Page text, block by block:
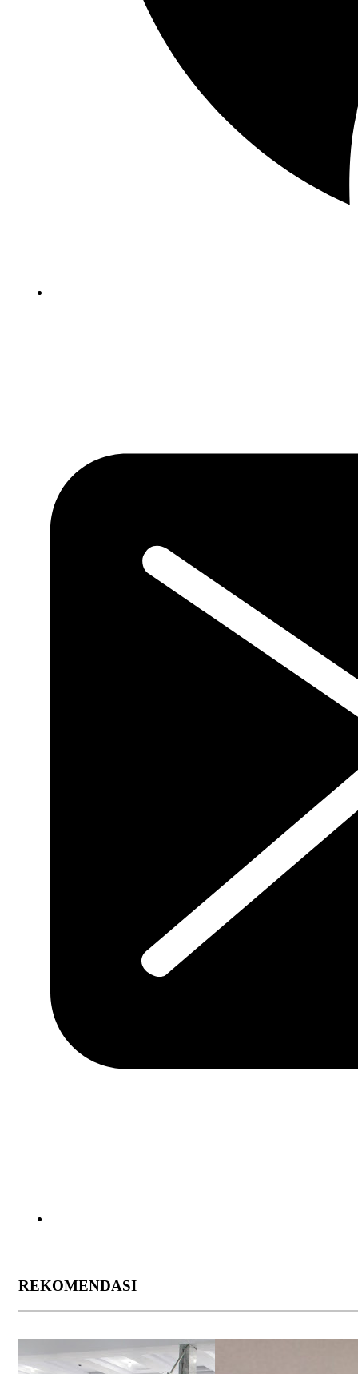
REKOMENDASI